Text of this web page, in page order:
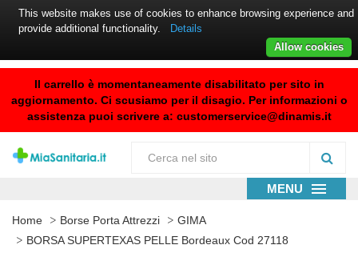
Il carrello è momentaneamente disabilitato per sito in
aggiornamento. Ci scusiamo per il disagio. Per informazioni o
assistenza puoi scrivere a: customerservice@dinamis.it
MENU
Home Borse Porta Attrezzi
GIMA
BORSA SUPERTEXAS PELLE Bordeaux Cod 27118
This website makes use of cookies to enhance browsing experience and
provide additional functionality.
Details
Allow cookies